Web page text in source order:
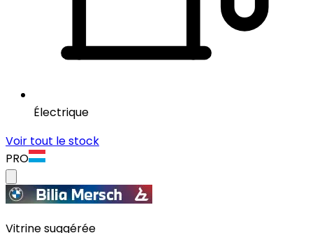
Électrique
Voir tout le stock
PRO
Vitrine suggérée